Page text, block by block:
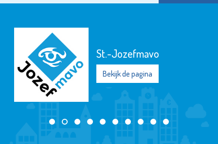
Museum Vlaardingen
Bekijk de pagina